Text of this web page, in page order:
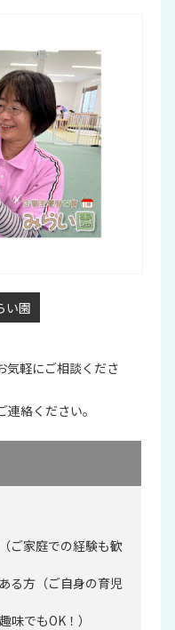
い園
気軽にご相談くださ
絡ください。
ご家庭での経験も歓
る方（ご自身の育児
味でもOK！）